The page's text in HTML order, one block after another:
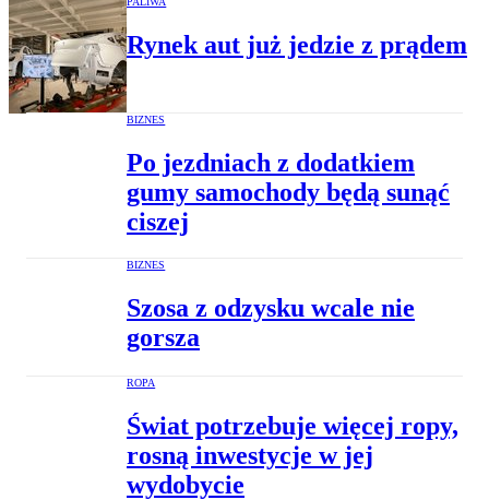
Rynek aut już jedzie z prądem
BIZNES
Po jezdniach z dodatkiem
gumy samochody będą sunąć
ciszej
BIZNES
Szosa z odzysku wcale nie
gorsza
ROPA
Świat potrzebuje więcej ropy,
rosną inwestycje w jej
wydobycie